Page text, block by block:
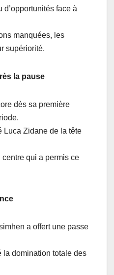
d’opportunités face à
manquées, les
supériorité.
la pause
dès sa première
Luca Zidane de la tête
qui a permis ce
a offert une passe
la domination totale des